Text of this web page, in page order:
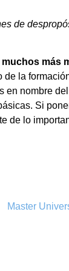
de
más
de la
en nombre
Si
de lo
Master